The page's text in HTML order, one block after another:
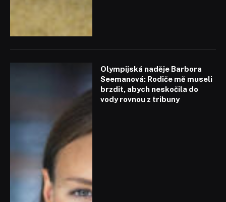
Olympijská naděje Barbora
Seemanová: Rodiče mě museli
brzdit, abych neskočila do
vody rovnou z tribuny